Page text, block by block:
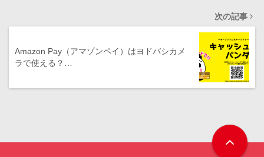
次の記事
Amazon Pay（アマゾンペイ）はヨドバシカメ
ラで使える？…